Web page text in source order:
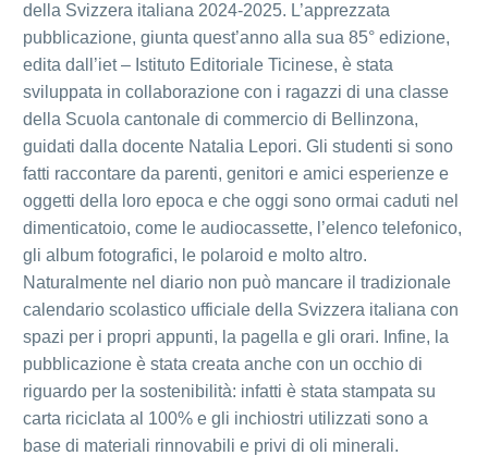
della Svizzera italiana 2024-2025. L’apprezzata
pubblicazione, giunta quest’anno alla sua 85° edizione,
edita dall’iet – Istituto Editoriale Ticinese, è stata
sviluppata in collaborazione con i ragazzi di una classe
della Scuola cantonale di commercio di Bellinzona,
guidati dalla docente Natalia Lepori. Gli studenti si sono
fatti raccontare da parenti, genitori e amici esperienze e
oggetti della loro epoca e che oggi sono ormai caduti nel
dimenticatoio, come le audiocassette, l’elenco telefonico,
gli album fotografici, le polaroid e molto altro.
Naturalmente nel diario non può mancare il tradizionale
calendario scolastico ufficiale della Svizzera italiana con
spazi per i propri appunti, la pagella e gli orari. Infine, la
pubblicazione è stata creata anche con un occhio di
riguardo per la sostenibilità: infatti è stata stampata su
carta riciclata al 100% e gli inchiostri utilizzati sono a
base di materiali rinnovabili e privi di oli minerali.